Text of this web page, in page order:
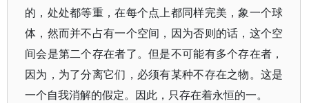
的，处处都等重，在每个点上都同样完美，象一个球
体，然而并不占有一个空间，因为否则的话，这个空
间会是第二个存在者了。但是不可能有多个存在者，
因为，为了分离它们，必须有某种不存在之物。这是
一个自我消解的假定。因此，只存在着永恒的一。